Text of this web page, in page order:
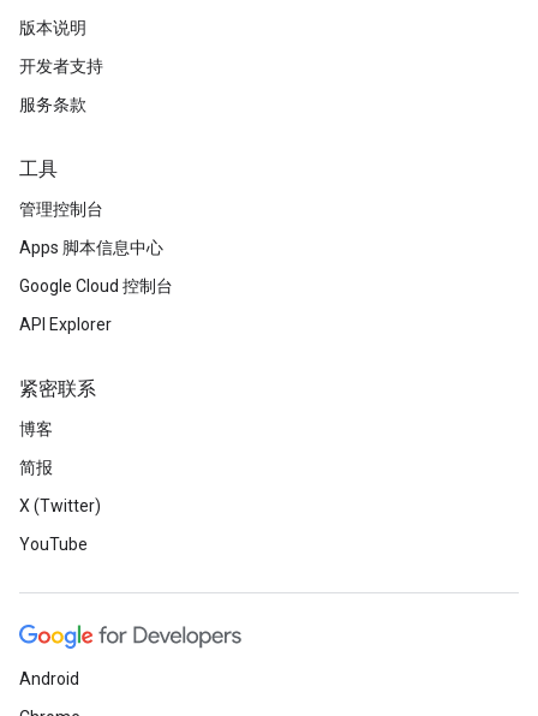
版本说明
开发者支持
服务条款
工具
管理控制台
Apps 脚本信息中心
Google Cloud 控制台
API Explorer
紧密联系
博客
简报
X (Twitter)
YouTube
Android